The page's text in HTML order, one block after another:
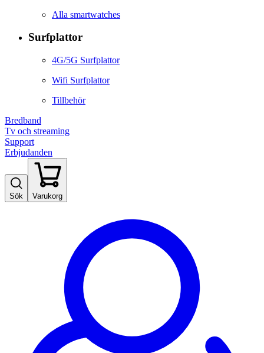
Alla smartwatches
Surfplattor
4G/5G Surfplattor
Wifi Surfplattor
Tillbehör
Bredband
Tv och streaming
Support
Erbjudanden
Sök Varukorg